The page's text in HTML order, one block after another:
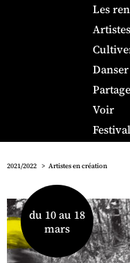
Les
Danser
Voir
Festival
2021/2022 Artistes en création
du 10 au 18
mars